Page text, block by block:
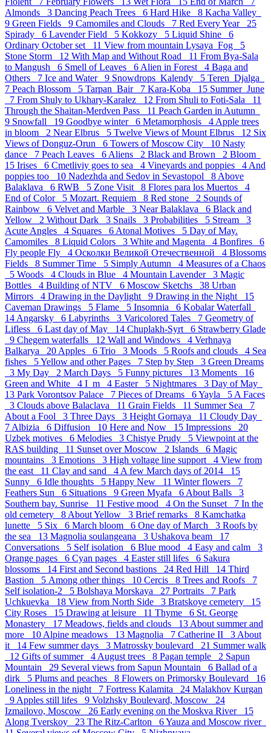
Almonds 3 Dancing Peach Trees 6 Hard Hike 8 Kacha Valley
9 Green Fields 9 Camomiles and Clouds 7 Red Every Year 25
Spirady 6 Lavender Field 5 Kokkozy 5 Liquid Shine 6
Ordinary October set 11 View from mountain Lysaya_Fog 5
Stone Storm 12 With Map and Without Road 11 From Bya-Sala
to Mangush 6 Smell of Leaves 6 Alien in Forest 4 Baga and
Others 7 Ice and Water 9 Snowdrops_Kalendy 5 Teren_Djalga
7 Peach Blossom 5 Tarpan_Bair 7 Kara-Koba 15 Summer_June
7 From Shuly to Ukhary-Karalez 12 From Shuli to Foti-Sala 11
Through the Shaitan-Merdven Pass 11 Peach Garden in Autumn
9 Snowfall 19 Goodbye winter 6 Metamorphosis 4 Apple trees
in bloom 2 Near Elbrus 5 Twelve Views of Mount Elbrus 12 Six
Views of Donguz-Orun 6 Towers of Moscow City 10 Nasty
dance 7 Peach Leaves 6 Aliens 2 Black and Brown 2 Bloom
15 Irises 6 Cmetliviy goes to sea 4 Vineyards and poppies 4 And
poppies too 10 Nadezhda and Sedov in Sevastopol 8 Above
Balaklava 6 RWB 5 Zone Visit 8 Flores para los Muertos 4
End of Color 5 Mozart. Requiem 8 Red stone 2 Sounds of
Rainbow 6 Velvet and Marble 3 Near Balaklava 6 Black and
Yellow 2 Without Dark 3 Snails 3 Probabilities 5 Stream 3
Acute Angles 4 Squares 6 Atonal Motives 5 Day of May.
Camomiles 8 Liquid Colors 3 White and Magenta 4 Bonfires 6
Fly people Fly 4 Осколки Великой Отечественной 4 Blossoms
Fields 8 Summer Time 5 Simply Autumn 4 Measures of a Chaos
5 Woods 4 Clouds in Blue 4 Mountain Lavender 3 Magic
Bottles 4 Building of NTV 6 Moscow Sketchs 38 Urban
Mirrors 4 Drawing in the Daylight 9 Drawing in the Night 15
Caveman Drawings 5 Flame 5 Insomnia 6 Kobalar Waterfall
14 Angarsky 6 Labyrinths 3 Varicolored Tales 7 Geometry of
Lifless 6 Last day of May 14 Chuplakh-Syrt 6 Strawberry Glade
9 Chegem waterfalls 12 Wall and Windows 4 Verhnaya
Balkarya 20 Apples 6 Trio 3 Moods 5 Roofs and clouds 4 Sea
fishes 5Yellow and other Pages 7 Step by Step 3 Green Dreams
3 My Day 2 March Days 5 Funny pictures 13 Moments 16
Green and White 4 I_m 4 Easter 5 Nightmares 3 Day of May
13 Park Vorontsov Palace 7 Pieces of Dreams 6Yayla 5 A Faces
3 Clouds above Balaclava 11 Grain Fields 11 Summer Sea 7
About a Fool 3 Three Days 3 Height Gornaya 11 Cloudy Day
7 Albizia 6 Diffusion 10 Here and Now 15 Impressions 20
Uzbek motives 6 Melodies 3 Chistye Prudy 5 Viewpoint at the
RAS building 11 Sunset over Moscow 2 Islands 6 Magic
mountains 3 Emotions 3 High voltage line support 4 View from
the east 11 Clay and sand 4 A few March days of 2014 15
Sunny 6 Idle thoughts 5 Happy New 11 Winter flowers 7
Feathers Sun 6 Situations 9 Green Myafa 6 About Balls 3
Southern bay. Sunrise 11 Festive mood 4 On the Sunset 7 In the
old cemetery 8 About Yellow 3 Brief remarks 8 Kamchatka
lunette 5 Six 6 March bloom 6 One day of March 3 Roofs by
the sea 13 Magnolia soulangeana 3 Ushakova beam 17
Conversations 5 Self isolation 6 Blue mood 4 Easy and calm 3
Orange pages 6 Cyan pages 4 Easter still lifes 6 Sakura
blossoms 14 First and Second bastions 24 Red Hill 14 Third
Bastion 5 Аmong other things 10 Cercis 8 Trees and Roofs 7
Self isolation-2 5 Bolshaya Morskaya 27 Portraits 7 Park
Uchkuevka 18 View from North Side 3 Bratskoye cemetery 15
City Roses 15 Drawing at leisure 11 Thyme 6 St. George
Monastery 17 Meadows, fields and clouds 13 About summer and
more 10 Alpine meadows 13 Magnolia 7 Catherine II 3 About
it 14 Few summer days 3 Matrossky boulevard 21 Summer walk
12 Gifts of summer 4 August trees 8 Pagan temple 2 Sapun
Mountain 29 Several views from Sapun Mountain 6 Ballad of a
dirk 5 Plums and peaches 8 Flowers on Primorsky Boulevard 16
Loneliness in the night 7 Fortress Kalamita 24 Malakhov Kurgan
9 Apples still lifes 9 Volzhsky Boulevard, Moscow 24
Izmailovo, Moscow 26 Early evening on the Moskva River 15
Along Tverskoy 23 The Ritz-Carlton 6Yauza and Moscow river